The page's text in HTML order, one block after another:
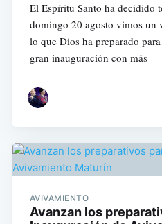
El Espíritu Santo ha decidido
domingo 20 agosto vimos un
lo que Dios ha preparado
gran inauguración con más
AVIVAMIENTO
Avanzan los